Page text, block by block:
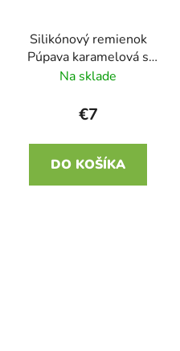
Silikónový remienok
Púpava karamelová s
čiernou 22mm
Na sklade
€7
DO KOŠÍKA